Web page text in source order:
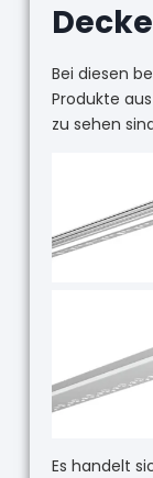
Bei diesen
Produkte
zu sehen
Es handelt